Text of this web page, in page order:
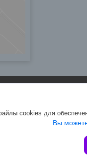
cookies для
Вы